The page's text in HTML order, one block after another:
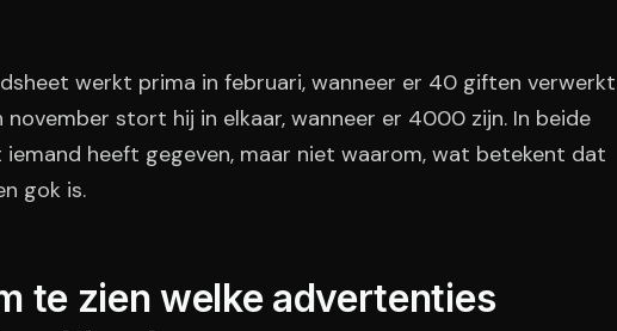
werkt prima in februari, wanneer er 40 giften verwerkt
november stort hij in elkaar, wanneer er 4000 zijn. In beide
heeft gegeven, maar niet waarom, wat betekent dat
gok is.
te zien welke advertenties